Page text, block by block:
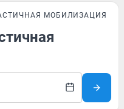
МОБИЛИЗАЦИЯ